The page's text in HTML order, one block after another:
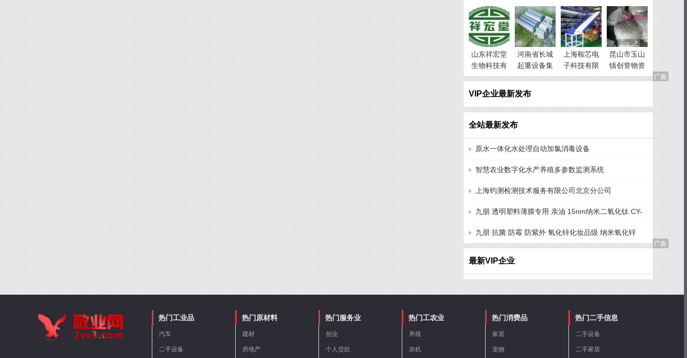
公司
限公司
限公司
公司
山东祥宏堂
生物科技有
限公司
河南省长城
起重设备集
团有限公司
上海鞍芯电
子科技有限
公司
昆山市玉山
镇创誉物资
回收经营部
VIP企业最新发布
全站最新发布
原水一体化水处理自动加氯消毒设备
智慧农业数字化水产养殖多参数监测系统
上海钧测检测技术服务有限公司北京分公司
九朋 透明塑料薄膜专用 亲油 15nm纳米二氧化钛 CY-
T15ST
九朋 抗菌 防霉 防紫外 氧化锌化妆品级 纳米氧化锌
最新VIP企业
热门工业品
汽车
二手设备
热门原材料
建材
房地产
热门服务业
创业
个人贷款
热门工农业
养殖
农机
热门消费品
家居
宠物
热门二手信息
二手设备
二手家居